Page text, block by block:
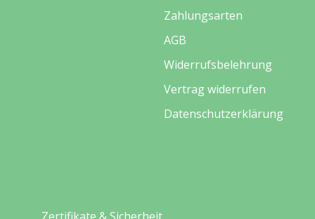
Zahlungsarten
AGB
Widerrufsbelehrung
Vertrag widerrufen
Datenschutzerklärung